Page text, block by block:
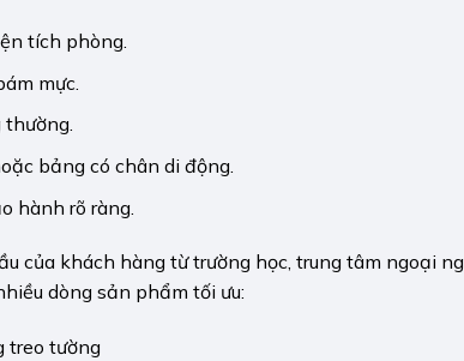
tích phòng.
mực.
bảng có chân di động.
hành rõ ràng.
của khách hàng từ trường học, trung tâm ngoại
dòng sản phẩm tối ưu:
treo tường